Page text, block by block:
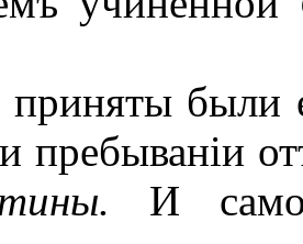
были
пребываніи
И